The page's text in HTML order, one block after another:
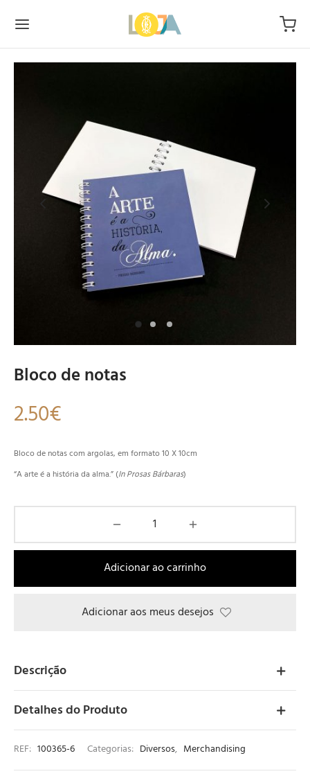
Bloco de notas
2.50€
Bloco de notas com argolas, em formato 10 X 10cm
“A arte é a história da alma.” (In Prosas Bárbaras)
Adicionar ao carrinho
Adicionar aos meus desejos
Descrição
Detalhes do Produto
REF: 100365-6 Categorias: Diversos, Merchandising